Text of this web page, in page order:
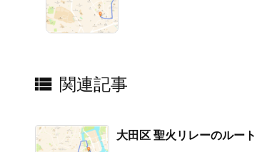
 関連記事
大田区 聖火リレーのルート